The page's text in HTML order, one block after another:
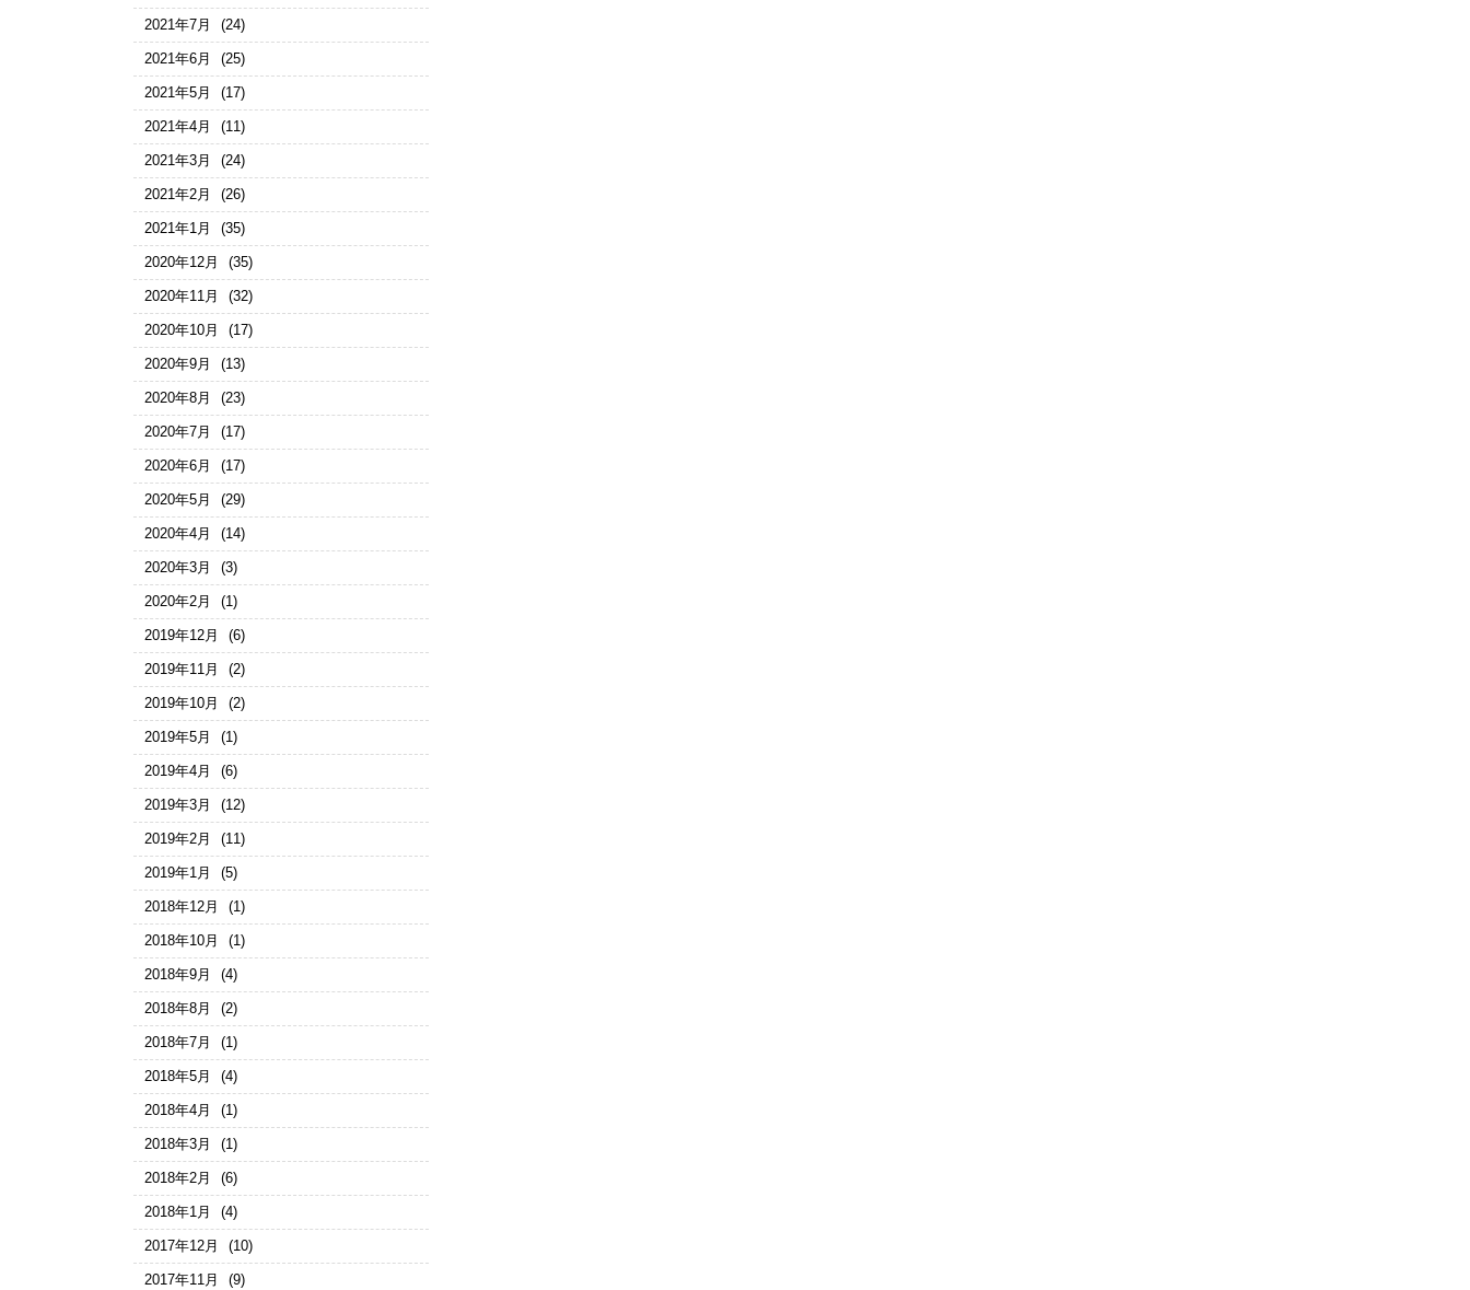
2021年7月 (24)
2021年6月 (25)
2021年5月 (17)
2021年4月 (11)
2021年3月 (24)
2021年2月 (26)
2021年1月 (35)
2020年12月 (35)
2020年11月 (32)
2020年10月 (17)
2020年9月 (13)
2020年8月 (23)
2020年7月 (17)
2020年6月 (17)
2020年5月 (29)
2020年4月 (14)
2020年3月 (3)
2020年2月 (1)
2019年12月 (6)
2019年11月 (2)
2019年10月 (2)
2019年5月 (1)
2019年4月 (6)
2019年3月 (12)
2019年2月 (11)
2019年1月 (5)
2018年12月 (1)
2018年10月 (1)
2018年9月 (4)
2018年8月 (2)
2018年7月 (1)
2018年5月 (4)
2018年4月 (1)
2018年3月 (1)
2018年2月 (6)
2018年1月 (4)
2017年12月 (10)
2017年11月 (9)